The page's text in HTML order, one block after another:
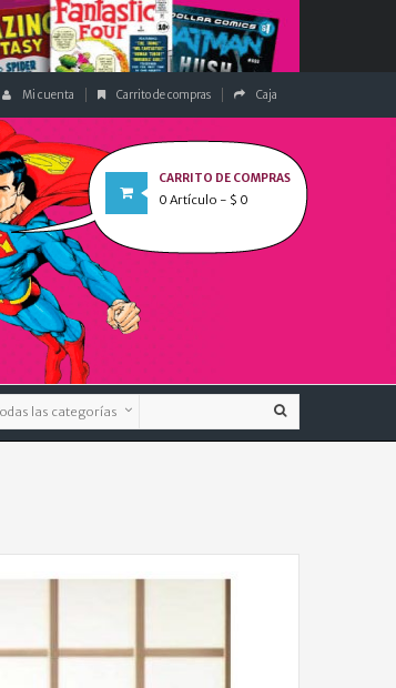
Mi cuenta Carrito de compras Caja
CARRITO DE COMPRAS
0 Artículo - $ 0